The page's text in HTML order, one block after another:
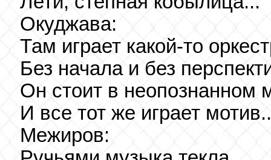
Окуджава:
Там играет какой-то
Без начала и без
Он стоит в неопознанном
И все тот же играет
Межиров: